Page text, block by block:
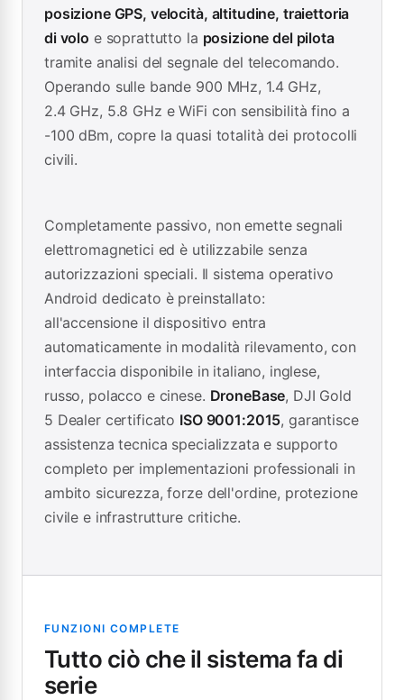
posizione GPS, velocità, altitudine, traiettoria
di volo e soprattutto la posizione del pilota
tramite analisi del segnale del telecomando.
Operando sulle bande 900 MHz, 1.4 GHz,
2.4 GHz, 5.8 GHz e WiFi con sensibilità fino a
-100 dBm, copre la quasi totalità dei protocolli
civili.
Completamente passivo, non emette segnali
elettromagnetici ed è utilizzabile senza
autorizzazioni speciali. Il sistema operativo
Android dedicato è preinstallato:
all'accensione il dispositivo entra
automaticamente in modalità rilevamento, con
interfaccia disponibile in italiano, inglese,
russo, polacco e cinese. DroneBase, DJI Gold
5 Dealer certificato ISO 9001:2015, garantisce
assistenza tecnica specializzata e supporto
completo per implementazioni professionali in
ambito sicurezza, forze dell'ordine, protezione
civile e infrastrutture critiche.
FUNZIONI COMPLETE
Tutto ciò che il sistema fa di
serie